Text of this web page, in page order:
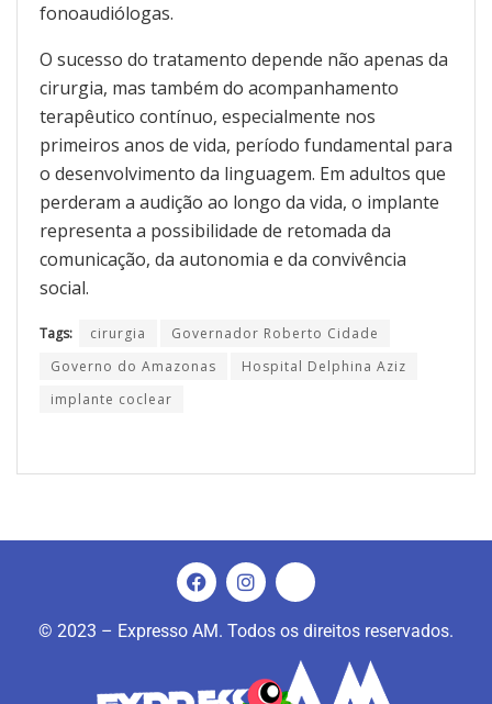
fonoaudiólogas.
O sucesso do tratamento depende não apenas da
cirurgia, mas também do acompanhamento
terapêutico contínuo, especialmente nos
primeiros anos de vida, período fundamental para
o desenvolvimento da linguagem. Em adultos que
perderam a audição ao longo da vida, o implante
representa a possibilidade de retomada da
comunicação, da autonomia e da convivência
social.
Tags: cirurgia
Governador Roberto Cidade
Governo do Amazonas
Hospital Delphina Aziz
implante coclear
© 2023 – Expresso AM. Todos os direitos reservados.